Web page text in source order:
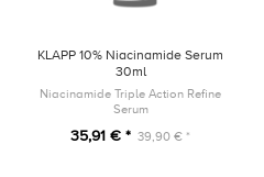
KLAPP 10% Niacinamide Serum
30ml
Niacinamide Triple Action Refine
Serum
35,91 € * 39,90 € *